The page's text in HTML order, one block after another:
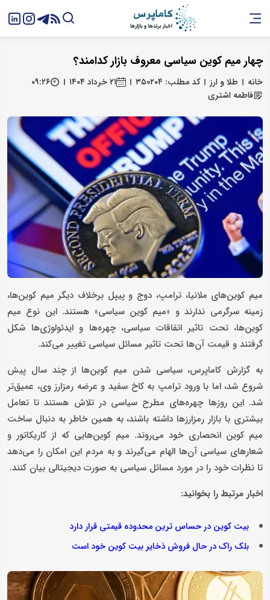
چهار میم کوین سیاسی معروف بازار کدامند؟
خانه طلا و ارز کد مطلب: ۳۵۰۲۰۴ ۲۱ خرداد ۱۴۰۴
۰۹:۲۶
فاطمه اشتری
میم کوین‌های ملانیا، ترامپ، دوج و پیپل برخلاف دیگر میم کوین‌ها،
زمینه سرگرمی ندارند و «میم کوین سیاسی» هستند. این نوع میم
کوین‌ها، تحت تاثیر اتفاقات سیاسی، چهره‌ها و ایدئولوژی‌ها شکل
گرفتند و قیمت آن‌ها تحت تاثیر مسائل سیاسی تغییر می‌کند.
به گزارش کاماپرس، سیاسی شدن میم کوین‌ها از چند سال پیش
شروع شد، اما با ورود ترامپ به کاخ سفید و عرضه رمزارز وی، عمیق‌تر
شد. این روزها چهره‌های مطرح سیاسی در تلاش هستند تا تعامل
بیشتری با بازار رمزارزها داشته باشند، به همین خاطر به دنبال ساخت
میم کوین انحصاری خود می‌روند. میم کوین‌هایی که از کاریکاتور و
شعارهای سیاسی آن‌ها الهام می‌گیرند و به مردم این امکان را می‌دهد
تا نظرات خود را در مورد مسائل سیاسی به صورت دیجیتالی بیان کنند.
اخبار مرتبط را بخوانید:
بیت کوین در حساس ترین محدوده قیمتی قرار دارد
بلک راک در حال فروش ذخایر بیت کوین خود است